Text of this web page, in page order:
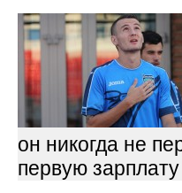
он никогда не
первую